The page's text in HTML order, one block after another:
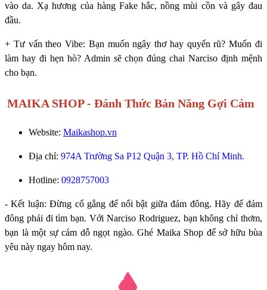
vào da. Xạ hương của hàng Fake hắc, nồng mùi cồn và gây đau
đầu.
+ Tư vấn theo Vibe: Bạn muốn ngây thơ hay quyến rũ? Muốn đi
làm hay đi hẹn hò? Admin sẽ chọn đúng chai Narciso định mệnh
cho bạn.
MAIKA SHOP - Đánh Thức Bản Năng Gợi Cảm
Website: Maikashop.vn
Địa chỉ: 974A Trường Sa P12 Quận 3, TP. Hồ Chí Minh.
Hotline: 0928757003
- Kết luận: Đừng cố gắng để nổi bật giữa đám đông. Hãy để đám
đông phải đi tìm bạn. Với Narciso Rodriguez, bạn không chỉ thơm,
bạn là một sự cám dỗ ngọt ngào. Ghé Maika Shop để sở hữu bùa
yêu này ngay hôm nay.